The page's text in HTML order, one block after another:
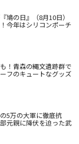
鳩の日』（8月10日）
今年はシリコンポーチ
！青森の縄文遺跡群で
フのキュートなグッズ
5万の大軍に徹底抗
元親に降伏を迫った武